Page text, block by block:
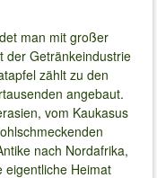
man mit großer
der Getränkeindustrie
zählt zu den
angebaut.
vom Kaukasus
nach Nordafrika,
eigentliche Heimat